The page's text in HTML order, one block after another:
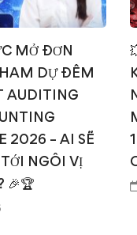
MỞ ĐƠN
DỰ ĐÊM
AUDITING
2026 – AI SẼ
NGÔI VỊ
🎉🏆